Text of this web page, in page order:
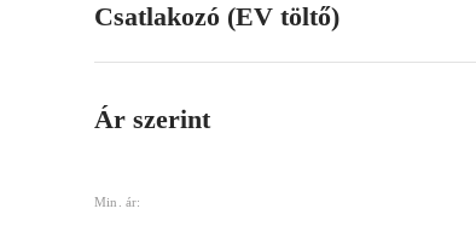
Csatlakozó (EV töltő)
Ár szerint
Min. ár: